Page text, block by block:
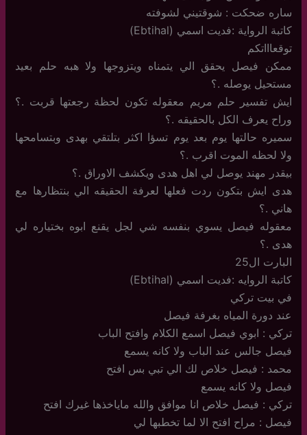
ساره ضحكت : شوقتيني لشوفته
كاتبة الرواية :فديت اسمي (Ebtihal)
توقعاااتكم
ممكن فيصل يحقق الي يتمناه ويتزوجها ولا هبه حلم بعيد
مستحيل يوصله .؟
ايش تفسير حلم مريم معقوله تكون لحظة رجعتها قربت .؟
وراح يعرف الكل بالحقيقه .؟
سميره حالتها يوم بعد يوم تسؤا اكثر بتلتقي بهدى وبتسامحها
ولا لحظه الموت اقرب .؟
بيقدر مهند يوصل لي اهل هدى ويكشف الاوراق .؟
هدى ايش بتكون ردت فعلها لعرفة الحقيقه الي بنتظارها مع
هاني .؟
معقوله فيصل يسوي بنفسه شي لجل يقنع ابوه بختياره لي
هدى .؟
البارت ال25
كاتبة الروايه :فديت اسمي (Ebtihal)
في بيت تركي
عند دورة المياه بغرفة فيصل
تركي : ابوي فيصل اسمع الكلام وافتح الباب
فيصل جالس عند الباب ولا كانه يسمع
محمد : فيصل خلاص لك الي تبي بس افتح
فيصل ولا كانه يسمع
تركي : فيصل خلاص انا موافق والله ماياخذها غيرك افتح
فيصل : مراح افتح الا لما تخطبها لي